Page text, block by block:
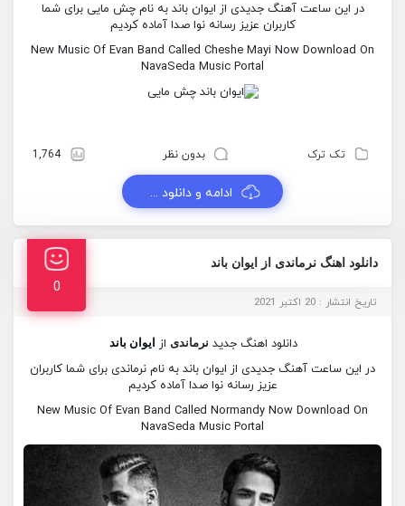
در این ساعت آهنگ جدیدی از ایوان باند به نام چش مایی برای شما
کاربران عزیز رسانه نوا صدا آماده کردیم
New Music Of Evan Band Called Cheshe Mayi Now Download On
NavaSeda Music Portal
تک ترک بدون نظر 1,764
ادامه و دانلود ...
دانلود اهنگ نرماندی از ایوان باند
0
تاریخ انتشار : 20 اکتبر 2021
دانلود اهنگ جدید نرماندی از ایوان باند
در این ساعت آهنگ جدیدی از ایوان باند به نام نرماندی برای شما کاربران
عزیز رسانه نوا صدا آماده کردیم
New Music Of Evan Band Called Normandy Now Download On
NavaSeda Music Portal